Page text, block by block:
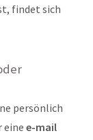
findet sich
persönlich
eine e-mail